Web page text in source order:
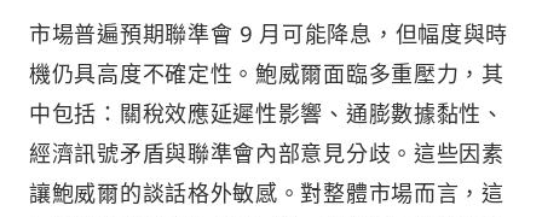
市場普遍預期聯準會 9 月可能降息，但幅度與時
機仍具高度不確定性。鮑威爾面臨多重壓力，其
中包括：關稅效應延遲性影響、通膨數據黏性、
經濟訊號矛盾與聯準會內部意見分歧。這些因素
讓鮑威爾的談話格外敏感。對整體市場而言，這